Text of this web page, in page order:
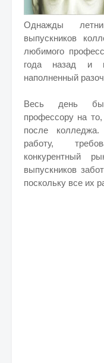
Однажды
выпускников
любимого
года назад и
наполненный
Весь день
профессору на
после
работу,
конкурентный
выпускников
поскольку все их